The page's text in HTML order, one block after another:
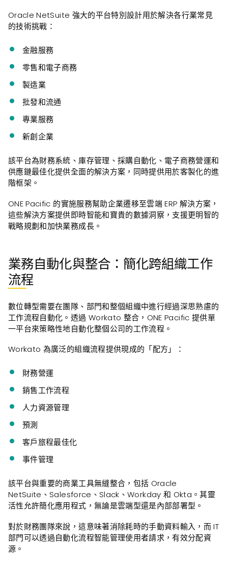
Oracle NetSuite 強大的平台特別設計用於解決各行業常見
的技術挑戰：
金融服務
零售和電子商務
製造業
批發和流通
專業服務
新創企業
該平台為財務系統、庫存管理、採購自動化、電子商務營運和
供應鏈最佳化提供全面的解決方案，同時提供用於客製化的進
階框架。
ONE Pacific 的實施服務幫助企業遷移至雲端 ERP 解決方案，
這些解決方案提供即時智能和寶貴的數據洞察，支援更明智的
戰略規劃和加快業務成長。
業務自動化與整合：簡化跨組織工作
流程
數位轉型需要在團隊、部門和整個組織中進行經過深思熟慮的
工作流程自動化。透過 Workato 整合，ONE Pacific 提供單
一平台來策略性地自動化整個公司的工作流程。
Workato 為廣泛的組織流程提供現成的「配方」：
財務營運
銷售工作流程
人力資源管理
預測
客戶旅程最佳化
事件管理
該平台與重要的商業工具無縫整合，包括 Oracle
NetSuite、Salesforce、Slack、Workday 和 Okta。其靈
活性允許簡化應用程式，無論是雲端型還是內部部署型。
對於財務團隊來說，這意味著消除耗時的手動資料輸入，而 IT
部門可以透過自動化流程智能管理使用者請求，有效分配資
源。